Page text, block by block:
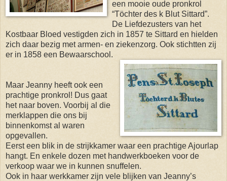
een mooie oude pronkrol
“Töchter des k Blut Sittard”.
De Liefdezusters van het
Kostbaar Bloed vestigden zich in 1857 te Sittard en hielden
zich daar bezig met armen- en ziekenzorg. Ook stichtten zij
er in 1858 een Bewaarschool.
Maar Jeanny heeft ook een
prachtige pronkrol! Dus gaat
het naar boven. Voorbij al die
merklappen die ons bij
binnenkomst al waren
opgevallen.
Eerst een blik in de strijkkamer waar een prachtige Ajourlap
hangt. En enkele dozen met handwerkboeken voor de
verkoop waar we in kunnen snuffelen.
Ook in haar werkkamer zijn vele blijken van Jeanny’s